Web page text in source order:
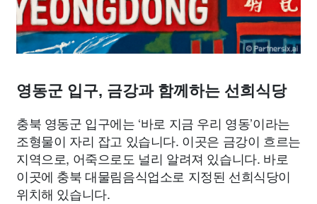
영동군 입구, 금강과 함께하는 선희식당
충북 영동군 입구에는 ‘바로 지금 우리 영동’이라는
조형물이 자리 잡고 있습니다. 이곳은 금강이 흐르는
지역으로, 어죽으로도 널리 알려져 있습니다. 바로
이곳에 충북 대물림음식업소로 지정된 선희식당이
위치해 있습니다.